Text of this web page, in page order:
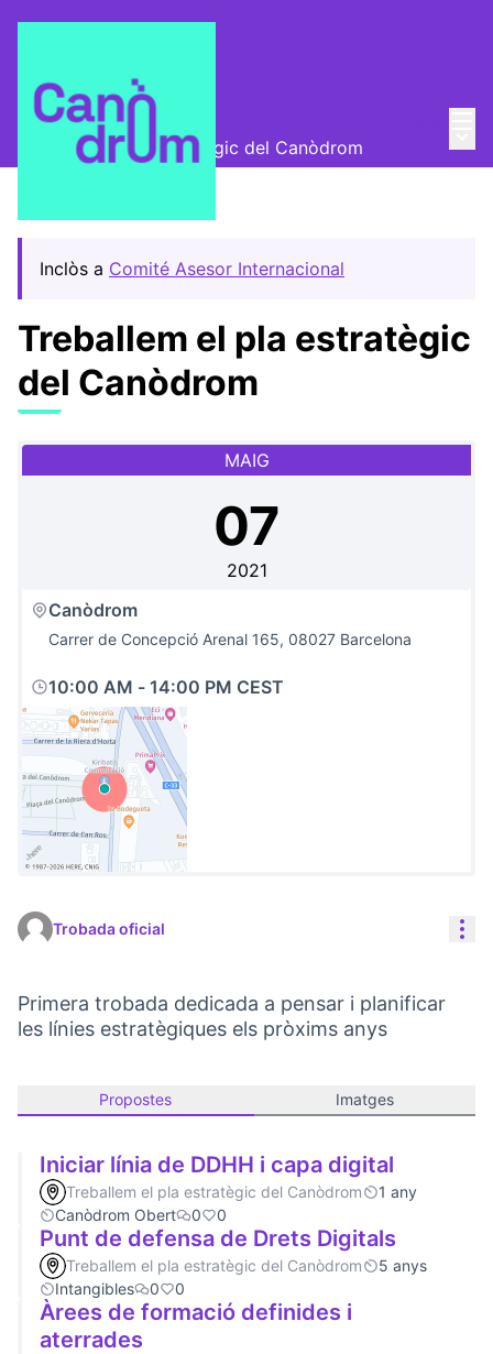
Trobades /
Treballem el pla estratègic del Canòdrom
Inclòs a Comité Asesor Internacional
Treballem el pla estratègic
del Canòdrom
MAIG
07
2021
Canòdrom
Carrer de Concepció Arenal 165, 08027 Barcelona
10:00 AM - 14:00 PM CEST
Trobada oficial
Primera trobada dedicada a pensar i planificar
les línies estratègiques els pròxims anys
Propostes Imatges
Iniciar línia de DDHH i capa digital
Treballem el pla estratègic del Canòdrom
1 any
Canòdrom Obert
0 0
Punt de defensa de Drets Digitals
Treballem el pla estratègic del Canòdrom
5 anys
Intangibles
0 0
Àrees de formació definides i
aterrades